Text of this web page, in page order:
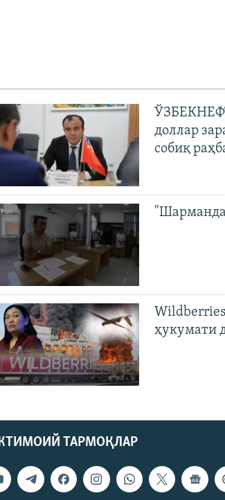
доллар
собиқ
ҳукумати
ТАРМОҚЛАР